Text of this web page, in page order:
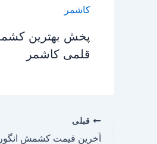
پخش بهترین
قلمی کاشمر
قبلی
آخرین قیمت کشمش